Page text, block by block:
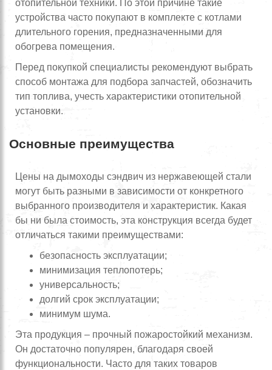
отопительной техники. По этой причине такие
устройства часто покупают в комплекте с котлами
длительного горения, предназначенными для
обогрева помещения.
Перед покупкой специалисты рекомендуют выбрать
способ монтажа для подбора запчастей, обозначить
тип топлива, учесть характеристики отопительной
установки.
Основные преимущества
Цены на дымоходы сэндвич из нержавеющей стали
могут быть разными в зависимости от конкретного
выбранного производителя и характеристик. Какая
бы ни была стоимость, эта конструкция всегда будет
отличаться такими преимуществами:
безопасность эксплуатации;
минимизация теплопотерь;
универсальность;
долгий срок эксплуатации;
минимум шума.
Эта продукция – прочный пожаростойкий механизм.
Он достаточно популярен, благодаря своей
функциональности. Часто для таких товаров